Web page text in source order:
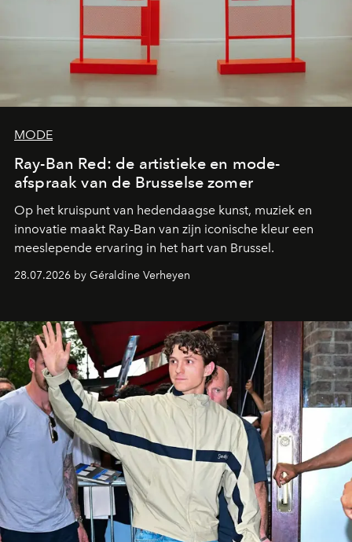
MODE
Ray-Ban Red: de artistieke en mode-
afspraak van de Brusselse zomer
Op het kruispunt van hedendaagse kunst, muziek en
innovatie maakt Ray-Ban van zijn iconische kleur een
meeslepende ervaring in het hart van Brussel.
28.07.2026 by Géraldine Verheyen